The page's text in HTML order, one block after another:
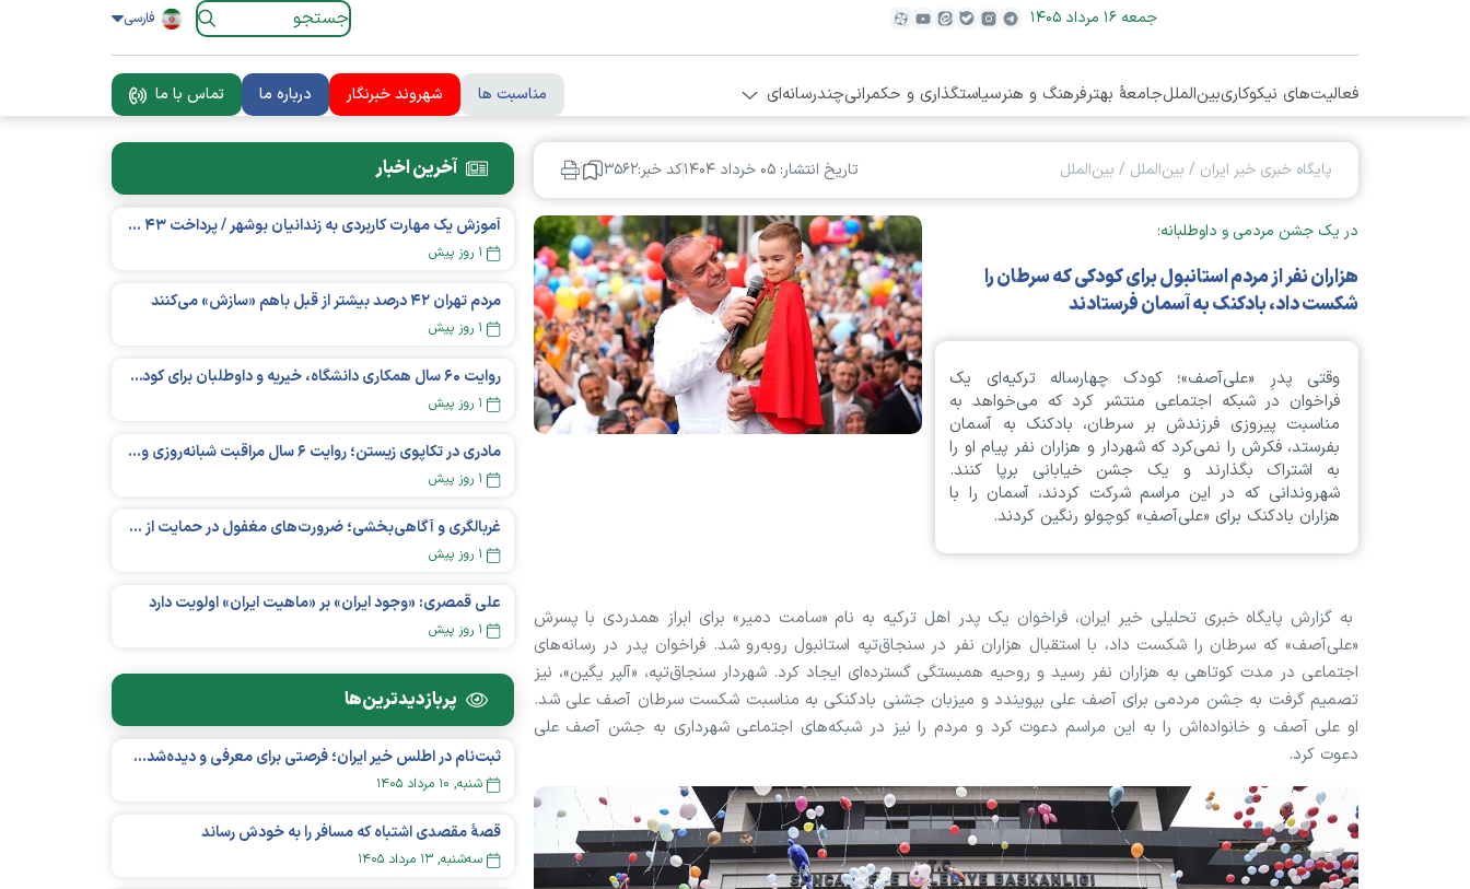
جمعه ۱۶ مرداد ۱۴۰۵ فارسی
فعالیت‌های نیکوکاریبین‌المللجامعۀ بهترفرهنگ و هنرسیاستگذاری و حکمرانیچندرسانه‌ای مناسبت ها شهروند خبرنگار درباره ما تماس با ما
پایگاه خبری خیر ایران / بین‌الملل / بین‌الملل تاریخ انتشار: ۰۵ خرداد ۱۴۰۴ کد خبر:۳۵۶۲
در یک جشن مردمی و داوطلبانه؛
هزاران نفر از مردم استانبول برای کودکی که سرطان را
شکست داد، بادکنک به آسمان فرستادند
وقتی پدرِ «علی‌آصف»؛ کودک چهارساله‌ ترکیه‌ای یک
فراخوان در شبکه‌ اجتماعی منتشر کرد که می‌خواهد به
مناسبت پیروزی فرزندش بر سرطان، بادکنک به آسمان
بفرستد، فکرش را نمی‌کرد که شهردار و هزاران نفر پیام او را
به اشتراک بگذارند و یک جشن خیابانی برپا کنند.
شهروندانی که در این مراسم شرکت کردند، آسمان را با
هزاران بادکنک برای «علی‌آصفِ» کوچولو رنگین کردند.
به گزارش پایگاه خبری تحلیلی خیر ایران، فراخوان یک پدر اهل ترکیه به نام «سامت دمیر» برای ابراز همدردی با پسرش
«علی‌آصف» که سرطان را شکست داد، با استقبال هزاران نفر در سنجاق‌تپه استانبول رو‌به‌رو شد. فراخوان پدر در رسانه‌های
اجتماعی در مدت کوتاهی به هزاران نفر رسید و روحیه همبستگی گسترده‌ای ایجاد کرد. شهردار سنجاق‌تپه، «آلپر یگین»، نیز
تصمیم گرفت به جشن مردمی برای آصف علی بپویندد و میزبان جشنی بادکنکی به مناسبت شکست سرطان آصف علی شد.
او علی آصف و خانواده‌اش را به این مراسم دعوت کرد و مردم را نیز در شبکه‌های اجتماعی شهرداری به جشن آصف علی
دعوت کرد.
آخرین اخبار
آموزش یک مهارت کاربردی به زندانیان بوشهر / پرداخت ۴۳ میلیارد تومان تسهیلات خوداشتغالی
۱ روز پیش
مردم تهران ۴۲ درصد بیشتر از قبل باهم «سازش» می‌کنند
۱ روز پیش
روایت ۶۰ سال همکاری دانشگاه، خیریه و داوطلبان برای کودکان نیازمند در استرالیا
۱ روز پیش
مادری در تکاپوی زیستن؛ روایت ۶ سال مراقبت شبانه‌روزی و امید به فردای «نورا»
۱ روز پیش
غربالگری و آگاهی‌بخشی؛ ضرورت‌های مغفول در حمایت از بیماران «نقص ایمنی اولیه»
۱ روز پیش
علی قمصری: «وجود ایران» بر «ماهیت ایران» اولویت دارد
۱ روز پیش
پربازدید‌ترین‌ها
ثبت‌نام در اطلس خیر ایران؛ فرصتی برای معرفی و دیده‌شدن مؤسسات نیکوکاری
شنبه, ۱۰ مرداد ۱۴۰۵
قصهٔ مقصدی اشتباه که مسافر را به خودش رساند
سه‌شنبه, ۱۳ مرداد ۱۴۰۵